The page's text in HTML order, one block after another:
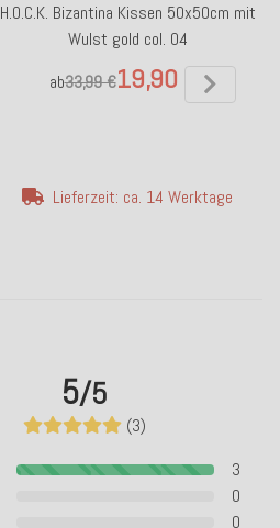
5/5
(3)
3
0
0
H.O.C.K. Bizantina Kissen 50x50cm mit
Wulst gold col. 04
ab
19,90 € *
33,99 €
Lieferzeit: ca. 14 Werktage